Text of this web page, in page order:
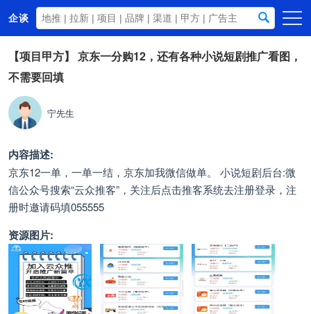
企谈
首页
商务资源
资讯动态
关于我们
【项目甲方】 京东一分购12，还有各种小说短剧推广看图，
不需要回填
宁先生
内容描述:
京东12一单，一单一结，京东加我微信做单。 小说短剧后台:微
信公众号搜索“云众推客”，关注后点击推客系统去注册登录，注
册时邀请码填055555
资源图片: